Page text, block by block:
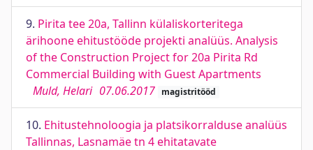
9. Pirita tee 20a, Tallinn külaliskorteritega
ärihoone ehitustööde projekti analüüs. Analysis
of the Construction Project for 20a Pirita Rd
Commercial Building with Guest Apartments
Muld, Helari 07.06.2017 magistritööd
10. Ehitustehnoloogia ja platsikorralduse analüüs
Tallinnas, Lasnamäe tn 4 ehitatavate